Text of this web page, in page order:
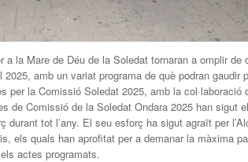
a la Mare de Déu de la Soledat tornaran a omplir
amb un variat programa de què podran gaudir
per la Comissió Soledat 2025, amb la col·laboració
de Comissió de la Soledat Ondara 2025 han sigut
tot l’any. El seu esforç ha sigut agraït per
els quals han aprofitat per a demanar la màxima
actes programats.